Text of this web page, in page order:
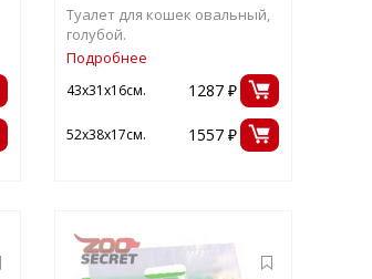
Туалет для кошек овальный,
голубой.
Подробнее
43х31х16см. 1287 ₽
52х38х17см. 1557 ₽